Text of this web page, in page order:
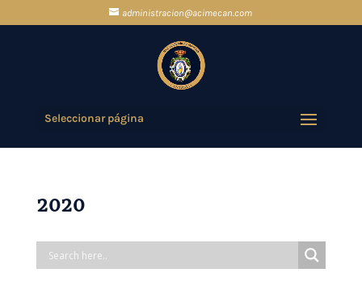
administracion@acimecan.com
Seleccionar página
2020